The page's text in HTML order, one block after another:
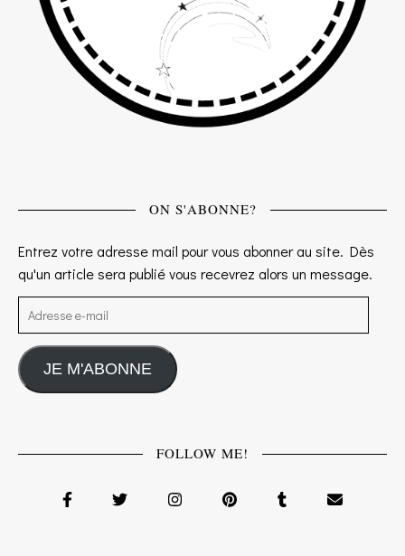
ON S'ABONNE?
Entrez votre adresse mail pour vous abonner au site. Dès
qu'un article sera publié vous recevrez alors un message.
Adresse e-mail
JE M'ABONNE
FOLLOW ME!